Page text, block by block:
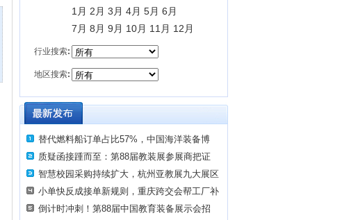
1月 2月 3月 4月 5月 6月
7月 8月 9月 10月 11月 12月
行业搜索:
地区搜索:
替代燃料船订单占比57%，中国海洋装备博
质疑函接踵而至：第88届教装展参展商把证
智慧校园采购持续扩大，杭州亚教展九大展区
小单快反成接单新规则，重庆跨交会帮工厂补
倒计时冲刺！第88届中国教育装备展示会招